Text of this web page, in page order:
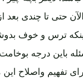
تا چندی بعد
ترس و خوف
باین درجه
تفهیم واصلاح